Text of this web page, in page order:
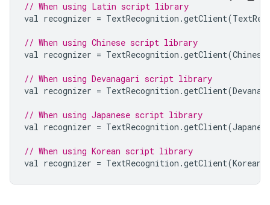
// When using Latin script library
val recognizer = TextRecognition .getClient(
// When using Chinese script library
val recognizer = TextRecognition .getClient(
// When using Devanagari script library
val recognizer = TextRecognition .getClient(
// When using Japanese script library
val recognizer = TextRecognition .getClient(
// When using Korean script library
val recognizer = TextRecognition .getClient(